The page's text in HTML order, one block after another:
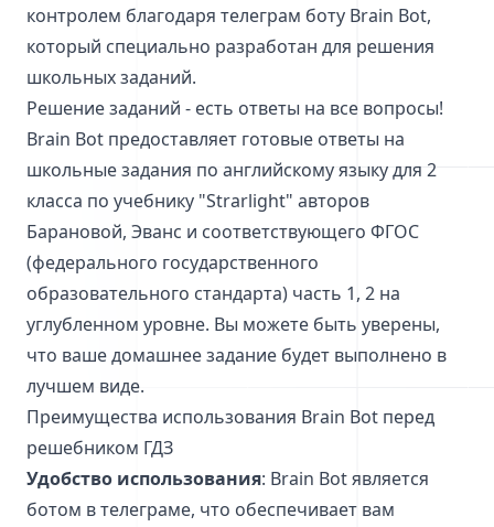
контролем благодаря телеграм боту Brain Bot,
который специально разработан для решения
школьных заданий.
Решение заданий - есть ответы на все вопросы!
Brain Bot предоставляет готовые ответы на
школьные задания по английскому языку для 2
класса по учебнику "Strarlight" авторов
Барановой, Эванс и соответствующего ФГОС
(федерального государственного
образовательного стандарта) часть 1, 2 на
углубленном уровне. Вы можете быть уверены,
что ваше домашнее задание будет выполнено в
лучшем виде.
Преимущества использования Brain Bot перед
решебником ГДЗ
Удобство использования: Brain Bot является
ботом в телеграме, что обеспечивает вам